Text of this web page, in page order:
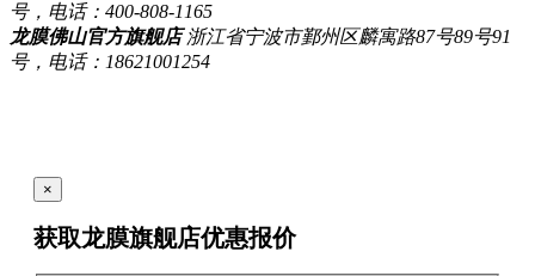
号，电话：400-808-1165
龙膜佛山官方旗舰店浙江省宁波市鄞州区麟寓路87号89号91
号，电话：18621001254
×
获取龙膜旗舰店优惠报价